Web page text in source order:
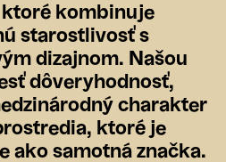
kombinuje
starostlivosť s
dizajnom. Našou
dôveryhodnosť,
charakter
ktoré je
ako samotná značka.